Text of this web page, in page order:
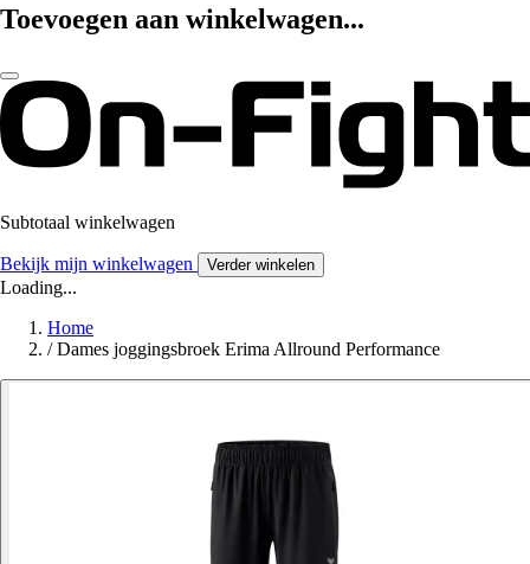
Toevoegen aan winkelwagen...
Subtotaal winkelwagen
Bekijk mijn winkelwagen Verder winkelen
Loading...
Home
/ Dames joggingsbroek Erima Allround Performance